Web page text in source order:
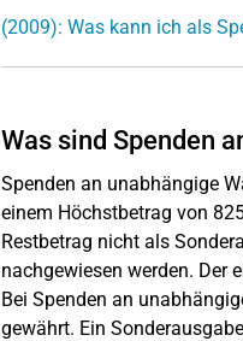
(2009): Was kann ich als
Was sind Spenden
Spenden an unabhängige
einem Höchstbetrag von
Restbetrag nicht als
nachgewiesen werden. Der
Bei Spenden an
gewährt. Ein